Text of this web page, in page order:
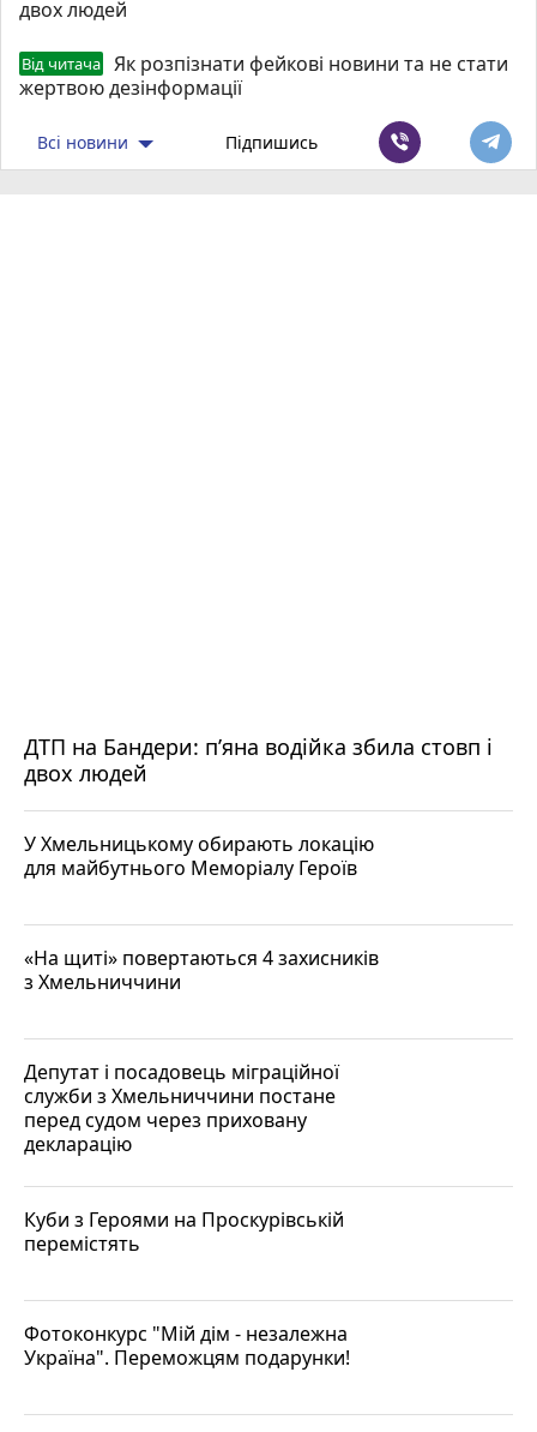
двох людей
Від читача
Як розпізнати фейкові новини та не стати
жертвою дезінформації
Всі новини Підпишись
ДТП на Бандери: пʼяна водійка збила стовп і
двох людей
У Хмельницькому обирають локацію
для майбутнього Меморіалу Героїв
«На щиті» повертаються 4 захисників
з Хмельниччини
Депутат і посадовець міграційної
служби з Хмельниччини постане
перед судом через приховану
декларацію
Куби з Героями на Проскурівській
перемістять
Фотоконкурс "Мій дім - незалежна
Україна". Переможцям подарунки!